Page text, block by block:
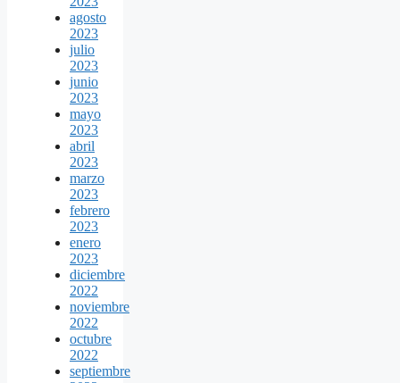
agosto
2023
julio
2023
junio
2023
mayo
2023
abril
2023
marzo
2023
febrero
2023
enero
2023
diciembre
2022
noviembre
2022
octubre
2022
septiembre